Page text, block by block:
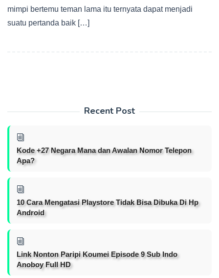
mimpi bertemu teman lama itu ternyata dapat menjadi
suatu pertanda baik […]
Recent Post
Kode +27 Negara Mana dan Awalan Nomor Telepon
Apa?
10 Cara Mengatasi Playstore Tidak Bisa Dibuka Di Hp
Android
Link Nonton Paripi Koumei Episode 9 Sub Indo
Anoboy Full HD